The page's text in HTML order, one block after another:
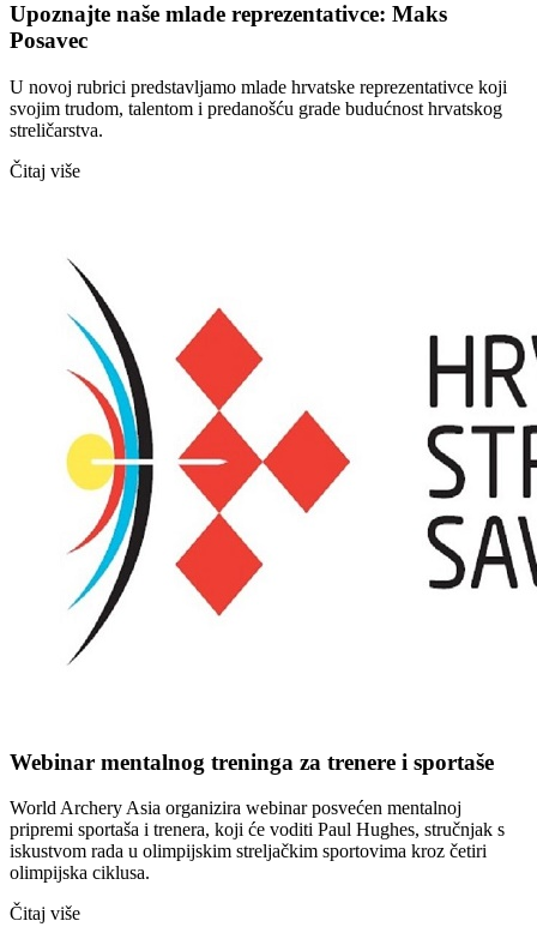
Upoznajte naše mlade reprezentativce: Maks
Posavec
U novoj rubrici predstavljamo mlade hrvatske reprezentativce koji
svojim trudom, talentom i predanošću grade budućnost hrvatskog
streličarstva.
Čitaj više
Webinar mentalnog treninga za trenere i sportaše
World Archery Asia organizira webinar posvećen mentalnoj
pripremi sportaša i trenera, koji će voditi Paul Hughes, stručnjak s
iskustvom rada u olimpijskim streljačkim sportovima kroz četiri
olimpijska ciklusa.
Čitaj više